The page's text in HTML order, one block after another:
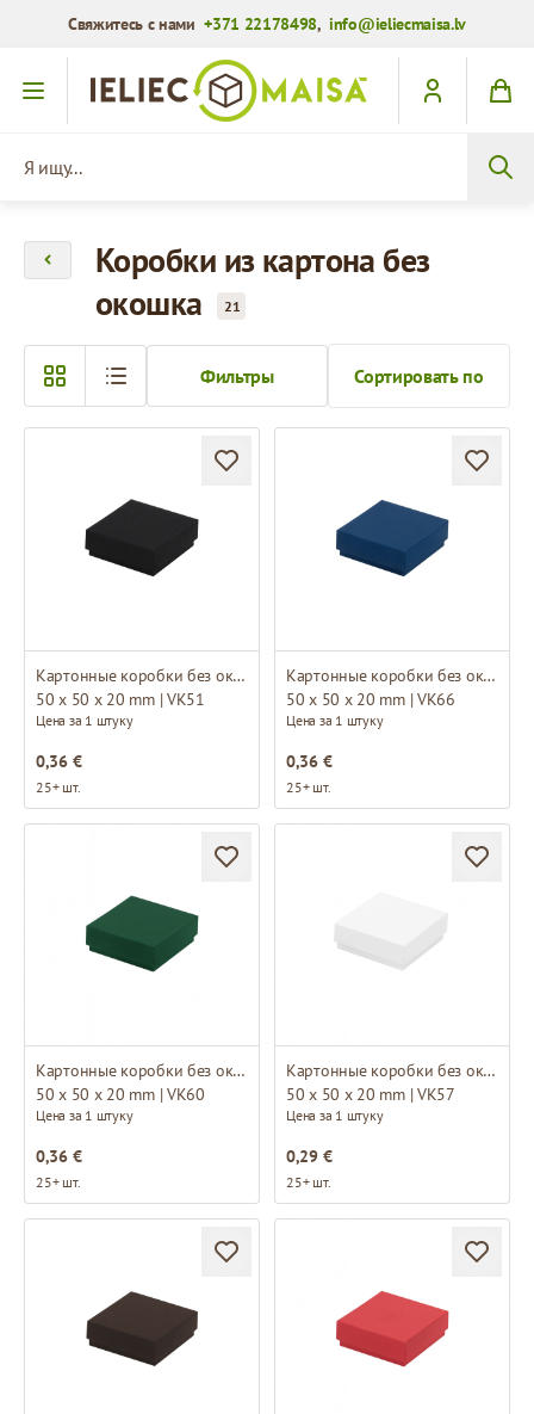
Свяжитесь с нами+371 22178498,info@ieliecmaisa.lv
Перейти к содержимому
Коробки из картона без
окошка
21
Сортировать по
Фильтры
Картонные коробки без окна
50 x 50 x 20 mm | VK51
Цена за 1 штуку
0,36 €
25+ шт.
Картонные коробки без окна
50 x 50 x 20 mm | VK66
Цена за 1 штуку
0,36 €
25+ шт.
Картонные коробки без окна
50 x 50 x 20 mm | VK60
Цена за 1 штуку
0,36 €
25+ шт.
Картонные коробки без окна
50 x 50 x 20 mm | VK57
Цена за 1 штуку
0,29 €
25+ шт.